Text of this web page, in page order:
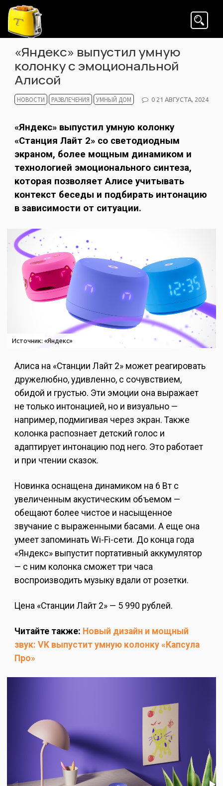
Skip
content
«Яндекс» выпустил умную
колонку с эмоциональной
Алисой
НОВОСТИ РАЗВЛЕЧЕНИЯ УМНЫЙ ДОМ
POSTED
21 АВГУСТА, 2024
0
«Яндекс» выпустил умную колонку
«Станция Лайт 2» со светодиодным
экраном, более мощным динамиком и
технологией эмоционального синтеза,
которая позволяет Алисе учитывать
контекст беседы и подбирать интонацию
в зависимости от ситуации.
Источник: «Яндекс»
Алиса на «Станции Лайт 2» может реагировать
дружелюбно, удивленно, с сочувствием,
обидой и грустью. Эти эмоции она выражает
не только интонацией, но и визуально —
например, подмигивая через экран. Также
колонка распознает детский голос и
адаптирует интонацию под него. Это работает
и при чтении сказок.
Новинка оснащена динамиком на 6 Вт с
увеличенным акустическим объемом —
обещают более чистое и насыщенное
звучание с выраженными басами. А еще она
умеет запоминать Wi-Fi-сети. До конца года
«Яндекс» выпустит портативный аккумулятор
— с ним колонка сможет три часа
воспроизводить музыку вдали от розетки.
Цена «Станции Лайт 2» — 5 990 рублей.
Читайте также: Новый дизайн и мощный
звук: VK выпустит умную колонку «Капсула
Про»